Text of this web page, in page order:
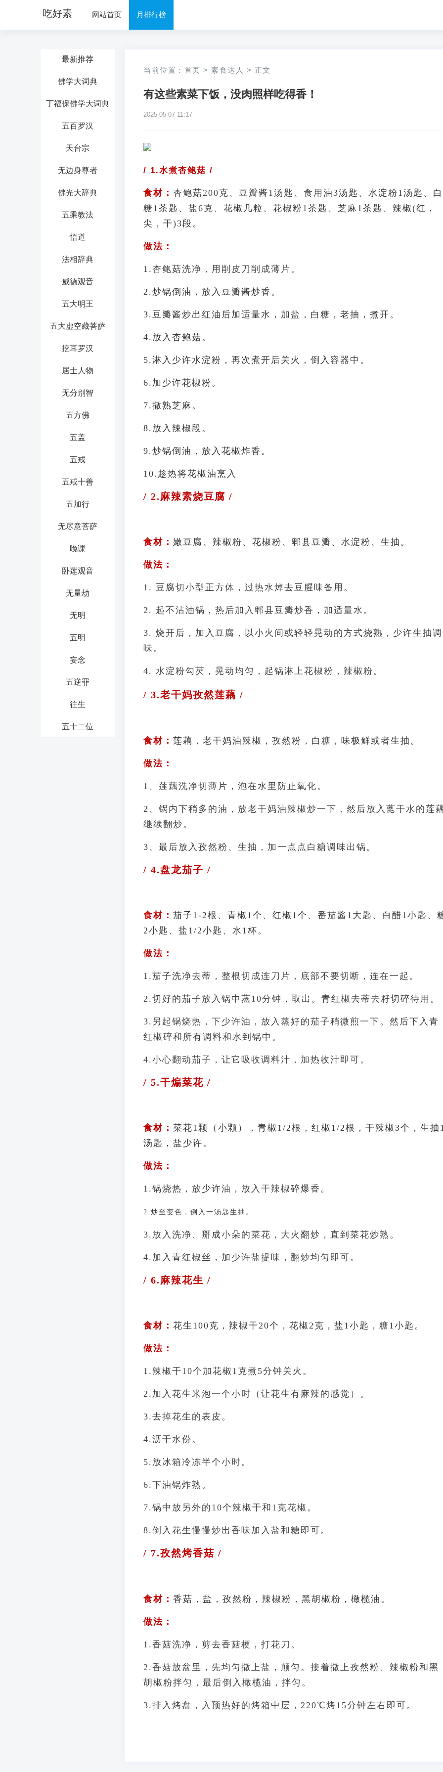
吃好素 网站首页 月排行榜
最新推荐
佛学大词典
丁福保佛学大词典
五百罗汉
天台宗
无边身尊者
佛光大辞典
五乘教法
悟道
法相辞典
威德观音
五大明王
五大虚空藏菩萨
挖耳罗汉
居士人物
无分别智
五方佛
五盖
五戒
五戒十善
五加行
无尽意菩萨
晚课
卧莲观音
无量劫
无明
五明
妄念
五逆罪
往生
五十二位
当前位置： 首页 > 素食达人 > 正文
有这些素菜下饭，没肉照样吃得香！
2025-05-07 11:17
/ 1.水煮杏鲍菇 /
食材： 杏鲍菇200克、豆瓣酱1汤匙、 食用油3汤匙、水淀粉1汤匙、白
糖1茶匙、盐6克、花椒几粒、花椒粉1茶匙、芝麻1茶匙、辣椒(红，
尖，干)3段。
做法：
1.杏鲍菇洗净，用削皮刀削成薄片。
2.炒锅倒油，放入豆瓣酱炒香。
3. 豆瓣酱炒出红油后加适量水，加盐，白糖，老抽，煮开。
4. 放入杏鲍菇。
5.淋入少许水淀粉，再次煮开后关火，倒入容器中。
6. 加少许花椒粉。
7.撒熟芝麻。
8. 放入辣椒段。
9.炒锅倒油，放入花椒炸香。
10. 趁热将花椒油烹入
/ 2.麻辣素烧豆腐 /
食材： 嫩豆腐、 辣椒粉、花椒粉、郫县豆瓣、水淀粉、生抽。
做法：
1. 豆腐切小型正方体，过热水焯去豆腥味备用。
2. 起不沾油锅，热后加入郫县豆瓣炒香，加适量水。
3. 烧开后，加入豆腐，以小火间或轻轻晃动的方式烧熟，少许生抽调
味。
4. 水淀粉勾芡，晃动均匀，起锅淋上花椒粉，辣椒粉。
/ 3.老干妈孜然莲藕 /
食材： 莲藕，老干妈油辣椒，孜然粉，白糖，味极鲜或者生抽。
做法：
1、莲藕洗净切薄片，泡在水里防止氧化。
2、锅内下稍多的油，放老干妈油辣椒炒一下，然后放入蓖干水的莲
继续翻炒。
3、最后放入孜然粉、生抽，加一点点白糖调味出锅。
/ 4.盘龙茄子 /
食材： 茄子1-2根、 青椒1个、红椒1个、番茄酱1大匙、白醋1小匙、
2小匙、盐1/2小匙、水1杯。
做法：
1.茄子洗净去蒂，整根切成连刀片，底部不要切断，连在一起。
2.切好的茄子放入锅中蒸10分钟，取出。青红椒去蒂去籽切碎待用。
3.另起锅烧热，下少许油，放入蒸好的茄子稍微煎一下。然后下入青
红椒碎和所有调料和水到锅中。
4.小心翻动茄子，让它吸收调料汁，加热收汁即可。
/ 5.干煸菜花 /
食材： 菜花1颗（小颗），青椒1/2根，红椒1/2根，干辣椒3个，生抽
汤匙，盐少许。
做法：
1.锅烧热，放少许油，放入干辣椒碎爆香。
2.炒至变色， 倒入一汤匙生抽。
3.放入洗净、掰成小朵的菜花，大火翻炒，直到菜花炒熟。
4.加入青红椒丝，加少许盐提味，翻炒均匀即可。
/ 6.麻辣花生 /
食材： 花生100克，辣椒干20个，花椒2克，盐1小匙，糖1小匙。
做法：
1.辣椒干10个加花椒1克煮5分钟关火。
2.加入花生米泡一个小时（让花生有麻辣的感觉）。
3.去掉花生的表皮。
4.沥干水份。
5.放冰箱冷冻半个小时。
6.下油锅炸熟。
7.锅中放另外的10个辣椒干和1克花椒。
8.倒入花生慢慢炒出香味加入盐和糖即可。
/ 7.孜然烤香菇 /
食材： 香菇，盐，孜然粉，辣椒粉，黑胡椒粉，橄榄油。
做法：
1.香菇洗净，剪去香菇梗，打花刀。
2.香菇放盆里，先均匀撒上盐，颠匀。接着撒上孜然粉、辣椒粉和黑
胡椒粉拌匀，最后倒入橄榄油，拌匀。
3.排入烤盘，入预热好的烤箱中层，220℃烤15分钟左右即可。